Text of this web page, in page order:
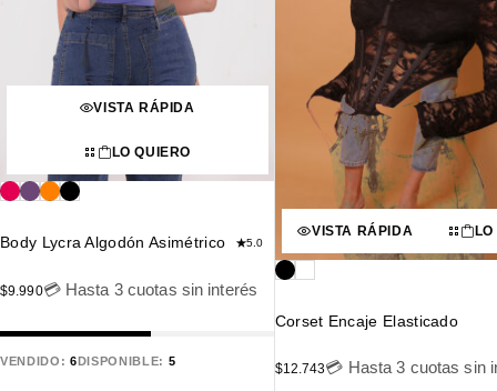
VISTA RÁPIDA
LO QUIERO
Body Lycra Algodón Asimétrico 5.0
$9.990💳 Hasta 3 cuotas sin interés
VENDIDO: 6DISPONIBLE: 5
VISTA RÁPIDA
Corset Encaje Elasticado
$12.743💳 Hasta 3 cuotas sin